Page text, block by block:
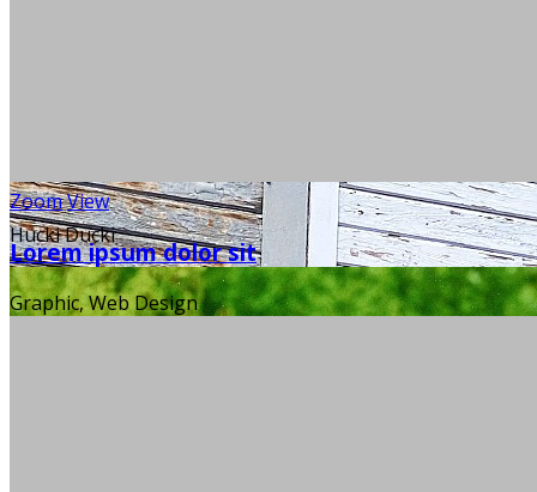
Hucki Ducki
ZoomView
Lorem ipsum dolor sit
Graphic, Web Design